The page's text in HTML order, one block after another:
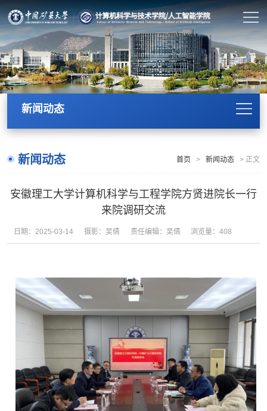
新闻动态
新闻动态 首页 > 新闻动态 >正文
安徽理工大学计算机科学与工程学院方贤进院长一行
来院调研交流
日期：2025-03-14 摄影：吴倩 责任编辑：吴倩 浏览量：408